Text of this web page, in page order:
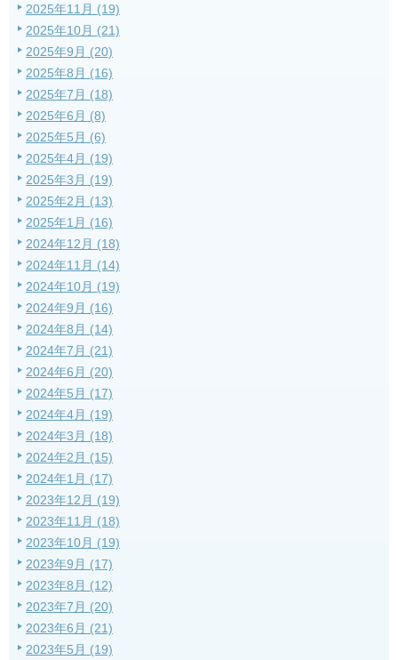
2025年11月 (19)
2025年10月 (21)
2025年9月 (20)
2025年8月 (16)
2025年7月 (18)
2025年6月 (8)
2025年5月 (6)
2025年4月 (19)
2025年3月 (19)
2025年2月 (13)
2025年1月 (16)
2024年12月 (18)
2024年11月 (14)
2024年10月 (19)
2024年9月 (16)
2024年8月 (14)
2024年7月 (21)
2024年6月 (20)
2024年5月 (17)
2024年4月 (19)
2024年3月 (18)
2024年2月 (15)
2024年1月 (17)
2023年12月 (19)
2023年11月 (18)
2023年10月 (19)
2023年9月 (17)
2023年8月 (12)
2023年7月 (20)
2023年6月 (21)
2023年5月 (19)